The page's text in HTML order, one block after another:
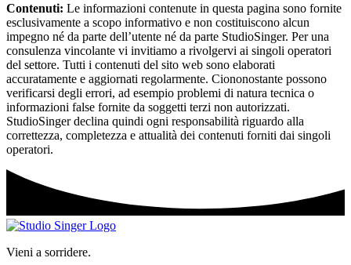
Contenuti: Le informazioni contenute in questa pagina sono fornite
esclusivamente a scopo informativo e non costituiscono alcun
impegno né da parte dell’utente né da parte StudioSinger. Per una
consulenza vincolante vi invitiamo a rivolgervi ai singoli operatori
del settore. Tutti i contenuti del sito web sono elaborati
accuratamente e aggiornati regolarmente. Ciononostante possono
verificarsi degli errori, ad esempio problemi di natura tecnica o
informazioni false fornite da soggetti terzi non autorizzati.
StudioSinger declina quindi ogni responsabilità riguardo alla
correttezza, completezza e attualità dei contenuti forniti dai singoli
operatori.
Vieni a sorridere.